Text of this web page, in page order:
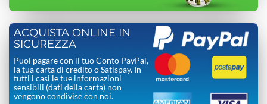
ACQUISTA ONLINE IN
SICUREZZA
Puoi pagare con il tuo Conto PayPal,
la tua carta di credito o Satispay. In
tutti i casi le tue informazioni
sensibili (dati della carta) non
vengono condivise con noi.